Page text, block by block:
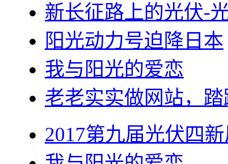
新长征路上的光伏-
阳光动力号迫降日本
我与阳光的爱恋
老老实实做网站，
2017第九届光伏四